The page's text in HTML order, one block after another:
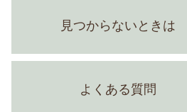
見つからないときは
よくある質問